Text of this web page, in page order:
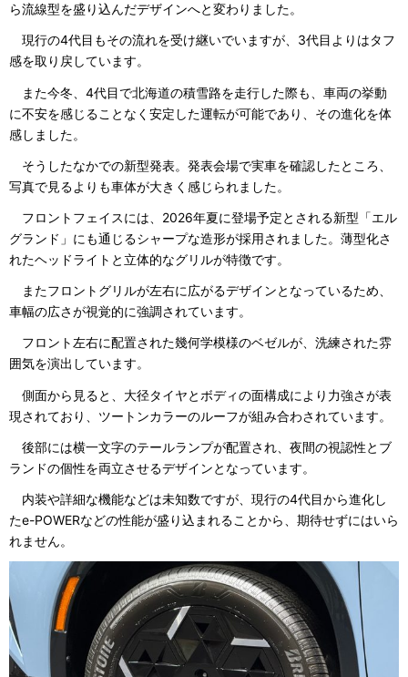
ら流線型を盛り込んだデザインへと変わりました。
現行の4代目もその流れを受け継いでいますが、3代目よりはタフ
感を取り戻しています。
また今冬、4代目で北海道の積雪路を走行した際も、車両の挙動
に不安を感じることなく安定した運転が可能であり、その進化を体
感しました。
そうしたなかでの新型発表。発表会場で実車を確認したところ、
写真で見るよりも車体が大きく感じられました。
フロントフェイスには、2026年夏に登場予定とされる新型「エル
グランド」にも通じるシャープな造形が採用されました。薄型化さ
れたヘッドライトと立体的なグリルが特徴です。
またフロントグリルが左右に広がるデザインとなっているため、
車幅の広さが視覚的に強調されています。
フロント左右に配置された幾何学模様のベゼルが、洗練された雰
囲気を演出しています。
側面から見ると、大径タイヤとボディの面構成により力強さが表
現されており、ツートンカラーのルーフが組み合わされています。
後部には横一文字のテールランプが配置され、夜間の視認性とブ
ランドの個性を両立させるデザインとなっています。
内装や詳細な機能などは未知数ですが、現行の4代目から進化し
たe-POWERなどの性能が盛り込まれることから、期待せずにはいら
れません。